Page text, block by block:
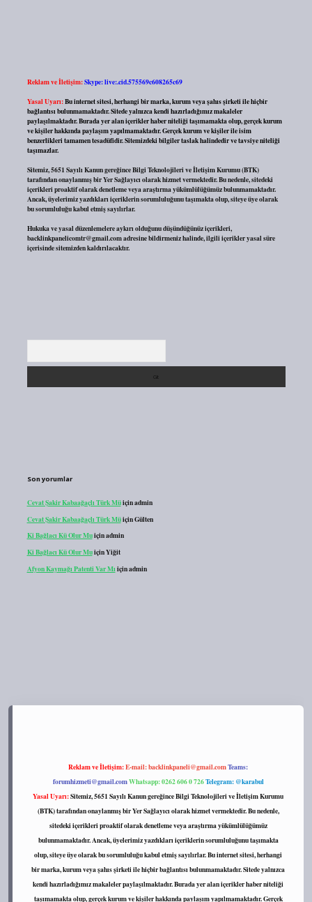
Reklam ve İletişim:Skype: live:.cid.575569c608265c69
Yasal Uyarı:Bu internet sitesi, herhangi bir marka, kurum veya şahıs şirketi ile hiçbir
bağlantısı bulunmamaktadır. Sitede yalnızca kendi hazırladığımız makaleler
paylaşılmaktadır. Burada yer alan içerikler haber niteliği taşımamakta olup, gerçek kurum
ve kişiler hakkında paylaşım yapılmamaktadır. Gerçek kurum ve kişiler ile isim
benzerlikleri tamamen tesadüfidir. Sitemizdeki bilgiler taslak halindedir ve tavsiye niteliği
taşımazlar.
Sitemiz, 5651 Sayılı Kanun gereğince Bilgi Teknolojileri ve İletişim Kurumu (BTK)
tarafından onaylanmış bir Yer Sağlayıcı olarak hizmet vermektedir. Bu nedenle, sitedeki
içerikleri proaktif olarak denetleme veya araştırma yükümlülüğümüz bulunmamaktadır.
Ancak, üyelerimiz yazdıkları içeriklerin sorumluluğunu taşımakta olup, siteye üye olarak
bu sorumluluğu kabul etmiş sayılırlar.
Hukuka ve yasal düzenlemelere aykırı olduğunu düşündüğünüz içerikleri,
backlinkpanelicomtr@gmail.comadresine bildirmeniz halinde, ilgili içerikler yasal süre
içerisinde sitemizden kaldırılacaktır.
Son yorumlar
Cevat Şakir Kabaağaçlı Türk Müiçinadmin
Cevat Şakir Kabaağaçlı Türk MüiçinGülten
Ki Bağlacı Kü Olur Muiçinadmin
Ki Bağlacı Kü Olur MuiçinYiğit
Afyon Kaymağı Patenti Var Mı içinadmin
Reklam ve İletişim:E-mail:backlinkpaneli@gmail.comTeams:
forumhizmeti@gmail.comWhatsapp: 0262 606 0 726Telegram: @karabul
Yasal Uyarı:Sitemiz, 5651 Sayılı Kanun gereğince Bilgi Teknolojileri ve İletişim Kurumu
(BTK) tarafından onaylanmış bir Yer Sağlayıcı olarak hizmet vermektedir. Bu nedenle,
sitedeki içerikleri proaktif olarak denetleme veya araştırma yükümlülüğümüz
bulunmamaktadır. Ancak, üyelerimiz yazdıkları içeriklerin sorumluluğunu taşımakta
olup, siteye üye olarak bu sorumluluğu kabul etmiş sayılırlar. Bu internet sitesi, herhangi
bir marka, kurum veya şahıs şirketi ile hiçbir bağlantısı bulunmamaktadır. Sitede yalnızca
kendi hazırladığımız makaleler paylaşılmaktadır. Burada yer alan içerikler haber niteliği
taşımamakta olup, gerçek kurum ve kişiler hakkında paylaşım yapılmamaktadır. Gerçek